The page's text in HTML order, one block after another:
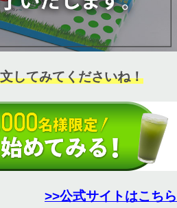
してみてくださいね！
>>公式サイトはこちら